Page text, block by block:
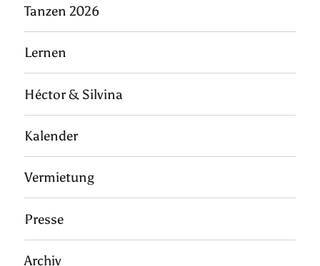
Tanzen 2026
Lernen
Héctor & Silvina
Kalender
Vermietung
Presse
Archiv